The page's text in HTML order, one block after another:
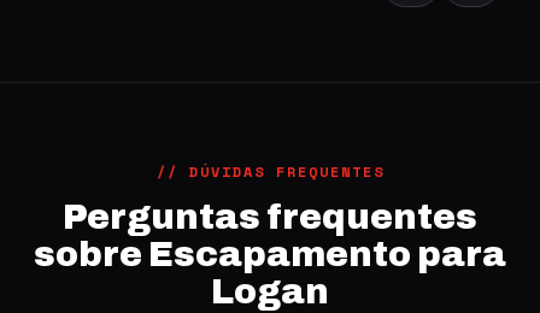
// DÚVIDAS FREQUENTES
Perguntas frequentes
sobre Escapamento para
Logan